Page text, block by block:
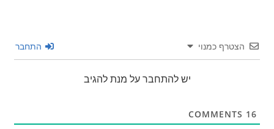
הצטרף כמנוי התחבר
יש להתחבר על מנת להגיב
16